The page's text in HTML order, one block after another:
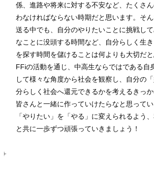
係、進路や将来に対する不安など、たくさ
わなければならない時期だと思います。そ
送る中でも、自分のやりたいことに挑戦し
なことに没頭する時間など、自分らしく生
を探す時間を儲けることは何よりも大切だと
FFiの活動を通じ、中高生ならではである自
して様々な角度から社会を観察し、自分の
分らしく社会へ還元できるかを考えるきっ
皆さんと一緒に作っていけたらなと思って
「やりたい」を「やる」に変えられるよう
と共に一歩ずつ頑張っていきましょう！